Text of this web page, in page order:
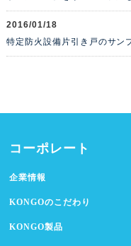
2016/01/18
特定防火設備片引き戸のサン
コーポレート
企業情報
KONGOのこだわり
KONGO製品